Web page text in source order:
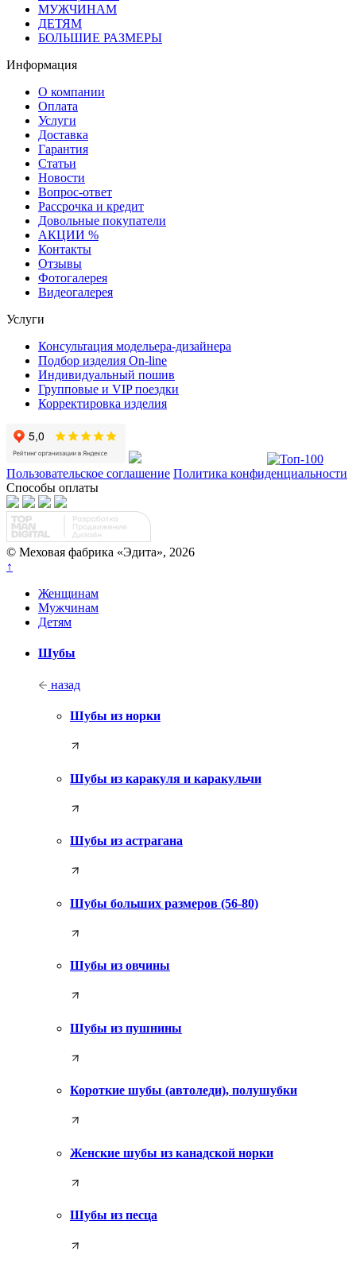
МУЖЧИНАМ
ДЕТЯМ
БОЛЬШИЕ РАЗМЕРЫ
Информация
О компании
Оплата
Услуги
Доставка
Гарантия
Статьи
Новости
Вопрос-ответ
Рассрочка и кредит
Довольные покупатели
АКЦИИ %
Контакты
Отзывы
Фотогалерея
Видеогалерея
Услуги
Консультация модельера-дизайнера
Подбор изделия On-line
Индивидуальный пошив
Групповые и VIP поездки
Корректировка изделия
Пользовательское соглашение Политика конфиденциальности
Способы оплаты
© Меховая фабрика «Эдита», 2026
↑
Женщинам
Мужчинам
Детям
Шубы
назад
Шубы из норки
Шубы из каракуля и каракульчи
Шубы из астрагана
Шубы больших размеров (56-80)
Шубы из овчины
Шубы из пушнины
Короткие шубы (автоледи), полушубки
Женские шубы из канадской норки
Шубы из песца